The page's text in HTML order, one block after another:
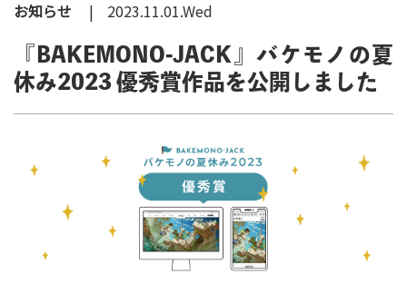
お知らせ
2023.11.01.Wed
『BAKEMONO-JACK』バケモノの夏
休み2023 優秀賞作品を公開しました